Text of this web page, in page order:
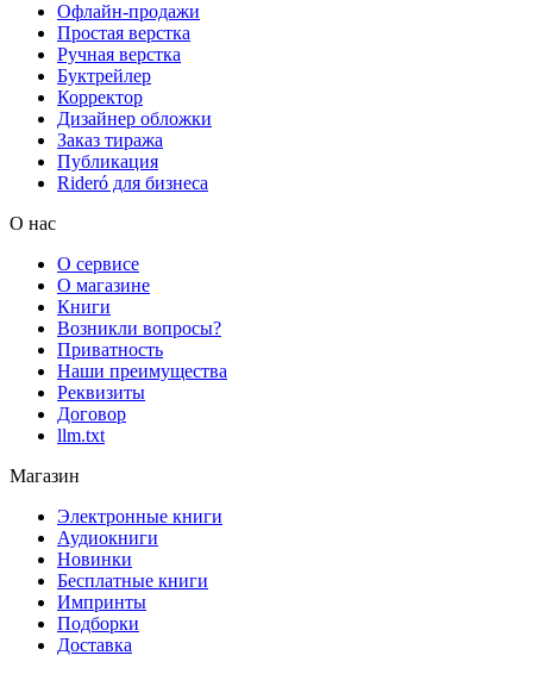
Офлайн-продажи
Простая верстка
Ручная верстка
Буктрейлер
Корректор
Дизайнер обложки
Заказ тиража
Публикация
Rideró для бизнеса
О нас
О сервисе
О магазине
Книги
Возникли вопросы?
Приватность
Наши преимущества
Реквизиты
Договор
llm.txt
Магазин
Электронные книги
Аудиокниги
Новинки
Бесплатные книги
Импринты
Подборки
Доставка